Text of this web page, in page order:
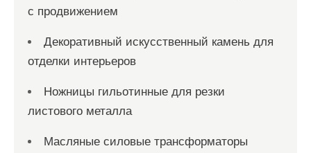
с продвижением
Декоративный искусственный камень для
отделки интерьеров
Ножницы гильотинные для резки
листового металла
Масляные силовые трансформаторы